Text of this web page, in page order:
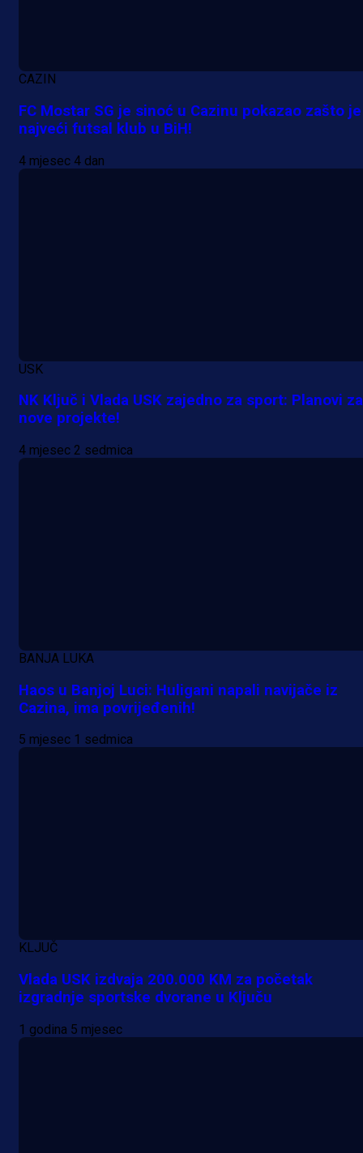
A Selekcija
Muharemović se ozbiljno nameće
Leedsu: Nova dobra partija bh.
CAZIN
FC Mostar SG je sinoć u Cazinu pokazao zašto je
najveći futsal klub u BiH!
4 mjesec 4 dan
USK
NK Ključ i Vlada USK zajedno za sport: Planovi za
nove projekte!
4 mjesec 2 sedmica
BANJA LUKA
Haos u Banjoj Luci: Huligani napali navijače iz
Cazina, ima povrijeđenih!
5 mjesec 1 sedmica
KLJUČ
Vlada USK izdvaja 200.000 KM za početak
izgradnje sportske dvorane u Ključu
1 godina 5 mjesec